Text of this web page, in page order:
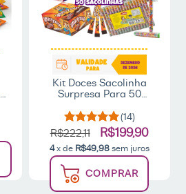
Kit Doces Sacolinha
Surpresa Para 50
(14)
R$222,11 R$199,90
4 x de R$49,98 sem juros
COMPRAR